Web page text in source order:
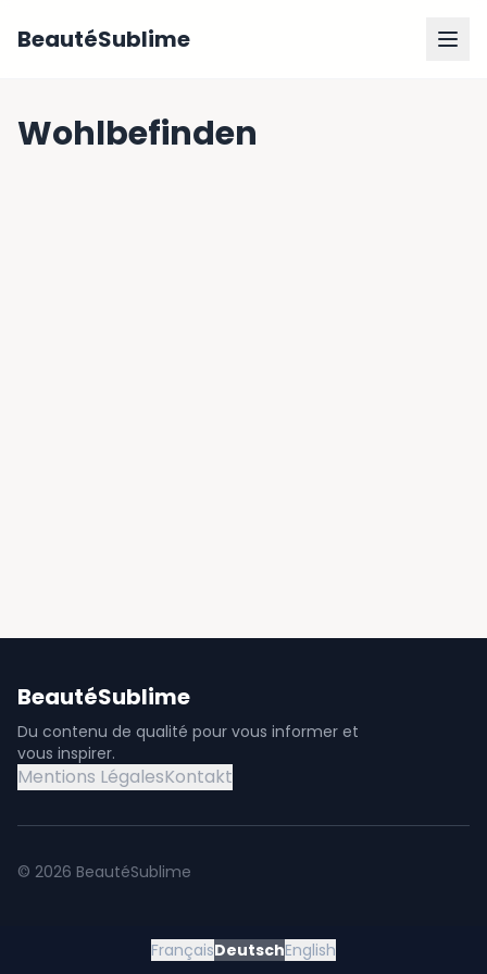
BeautéSublime
Wohlbefinden
BeautéSublime
Du contenu de qualité pour vous informer et
vous inspirer.
Mentions LégalesKontakt
© 2026 BeautéSublime
FrançaisDeutschEnglish